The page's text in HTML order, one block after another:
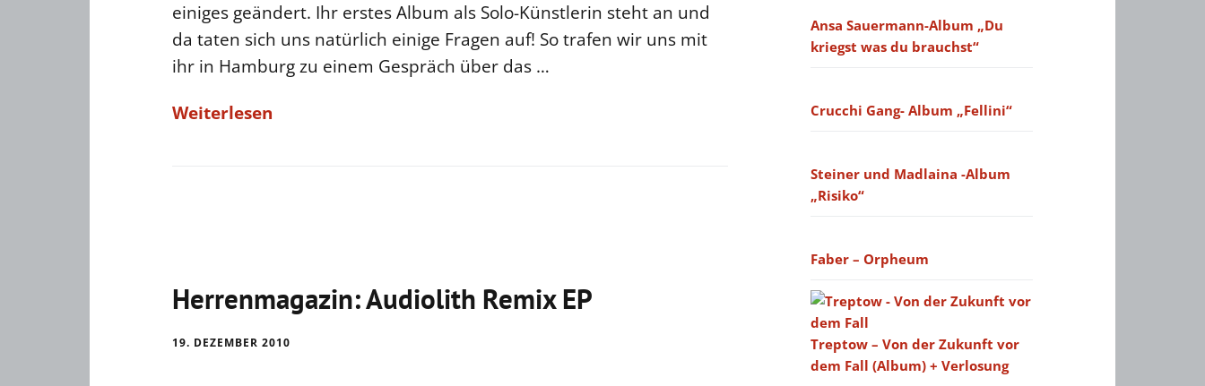
einiges geändert. Ihr erstes Album als Solo-Künstlerin steht an und
da taten sich uns natürlich einige Fragen auf! So trafen wir uns mit
ihr in Hamburg zu einem Gespräch über das …
Weiterlesen
Herrenmagazin: Audiolith Remix EP
19. DEZEMBER 2010
Ansa Sauermann-Album „Du
kriegst was du brauchst“
Crucchi Gang- Album „Fellini“
Steiner und Madlaina -Album
„Risiko“
Faber – Orpheum
Treptow – Von der Zukunft vor
dem Fall (Album) + Verlosung